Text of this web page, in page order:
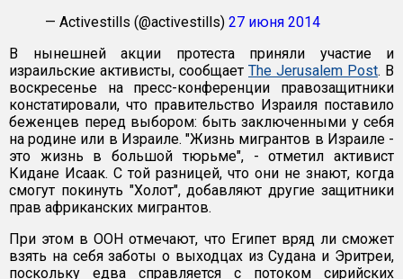
— Activestills (@activestills) 27 июня 2014
В нынешней акции протеста приняли участие и
израильские активисты, сообщает The Jerusalem Post. В
воскресенье на пресс-конференции правозащитники
констатировали, что правительство Израиля поставило
беженцев перед выбором: быть заключенными у себя
на родине или в Израиле. "Жизнь мигрантов в Израиле -
это жизнь в большой тюрьме", - отметил активист
Кидане Исаак. С той разницей, что они не знают, когда
смогут покинуть "Холот", добавляют другие защитники
прав африканских мигрантов.
При этом в ООН отмечают, что Египет вряд ли сможет
взять на себя заботы о выходцах из Судана и Эритреи,
поскольку едва справляется с потоком сирийских